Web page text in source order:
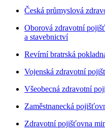
Česká průmyslová
Oborová zdravotní
a stavebnictví
Revírní bratrská
Vojenská zdravotní
Všeobecná zdravotní
Zaměstnanecká
Zdravotní pojišťovna